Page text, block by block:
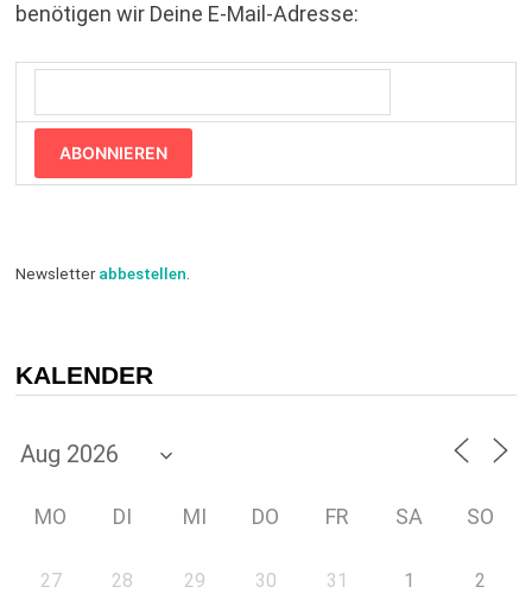
benötigen wir Deine E-Mail-Adresse:
ABONNIEREN
Newsletterabbestellen.
KALENDER
MO DI MI DO FR SA SO
27 28 29 30 31 1 2